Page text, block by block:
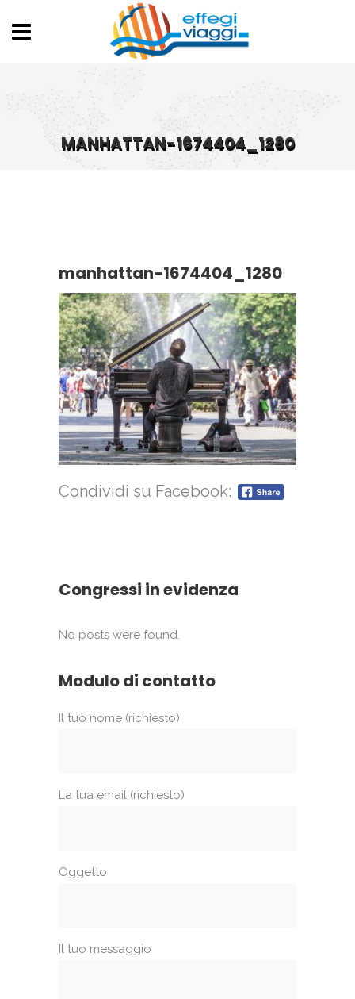
MANHATTAN-1674404_1280
manhattan-1674404_1280
Condividi su Facebook:
Congressi in evidenza
No posts were found.
Modulo di contatto
Il tuo nome (richiesto)
La tua email (richiesto)
Oggetto
Il tuo messaggio